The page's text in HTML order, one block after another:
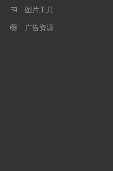
 图片工具
 广告资源